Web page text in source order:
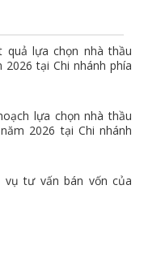
quả lựa chọn nhà thầu
tại Chi nhánh phía
lựa chọn nhà thầu
2026 tại Chi nhánh
vụ tư vấn bán vốn của